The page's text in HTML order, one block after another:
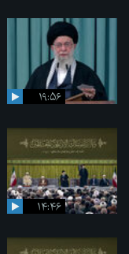
۱۹:۵۶
۱۴:۴۶